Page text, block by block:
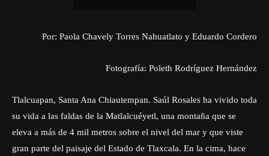
Por: Paola Chavely Torres Nahuatlato y Eduardo Cordero
Fotografía: Poleth Rodríguez Hernández
Tlalcuapan, Santa Ana Chiautempan. Saúl Rosales ha vivido toda
su vida a las faldas de la Matlalcuéyetl, una montaña que se
eleva a más de 4 mil metros sobre el nivel del mar y que viste
gran parte del paisaje del Estado de Tlaxcala. En la cima, hace